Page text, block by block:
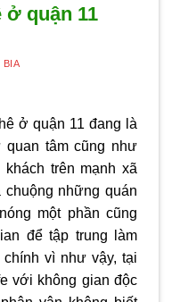
ở quận 11
BIA
ở quận 11 đang là
tâm cũng như
trên mạnh xã
những quán
một phần cũng
để tập trung làm
vì như vậy, tại
với không gian độc